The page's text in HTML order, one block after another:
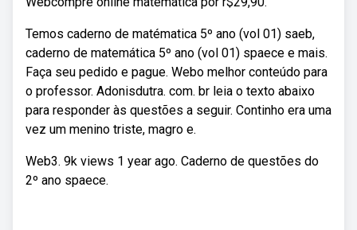
Temos caderno de matématica 5º ano (vol 01) saeb,
caderno de matemática 5º ano (vol 01) spaece e mais.
Faça seu pedido e pague. Webo melhor conteúdo para
o professor. Adonisdutra. com. br leia o texto abaixo
para responder às questões a seguir. Continho era uma
vez um menino triste, magro e.
Web3. 9k views 1 year ago. Caderno de questões do
2º ano spaece.